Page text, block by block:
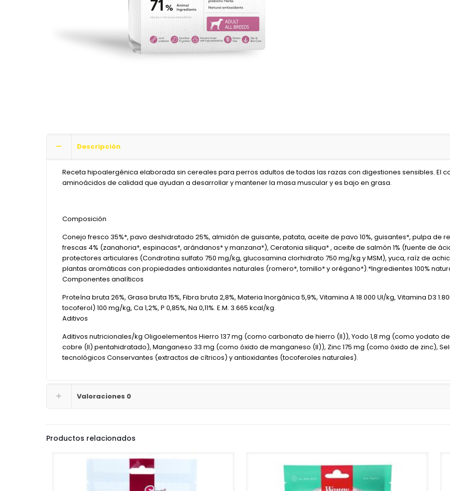
Descripción
Receta hipoalergénica elaborada sin cereales para perros adultos de todas las razas con digestiones sensibles. El
aminoácidos de calidad que ayudan a desarrollar y mantener la masa muscular y es bajo en grasa.
Composición
Conejo fresco 35%*, pavo deshidratado 25%, almidón de guisante, patata, aceite de pavo 10%, guisantes*, pulpa de
frescas 4% (zanahoria*, espinacas*, arándanos* y manzana*), Ceratonia siliqua* , aceite de salmón 1% (fuente de
protectores articulares (Condrotina sulfato 750 mg/kg, glucosamina clorhidrato 750 mg/kg y MSM), yuca, raíz de
plantas aromáticas con propiedades antioxidantes naturales (romero*, tomillo* y orégano*).*Ingredientes 100%
Componentes analíticos
Proteína bruta 26%, Grasa bruta 15%, Fibra bruta 2,8%, Materia Inorgánica 5,9%, Vitamina A 18.000 UI/kg, Vitamina D3
tocoferol) 100 mg/kg, Ca 1,2%, P 0,85%, Na 0,11%. E.M. 3.665 kcal/kg.
Aditivos
Aditivos nutricionales/kg Oligoelementos Hierro 137 mg (como carbonato de hierro (II)), Yodo 1,8 mg (como yodato
cobre (II) pentahidratado), Manganeso 33 mg (como óxido de manganeso (II)), Zinc 175 mg (como óxido de zinc),
tecnológicos Conservantes (extractos de cítricos) y antioxidantes (tocoferoles naturales).
Valoraciones 0
Productos relacionados